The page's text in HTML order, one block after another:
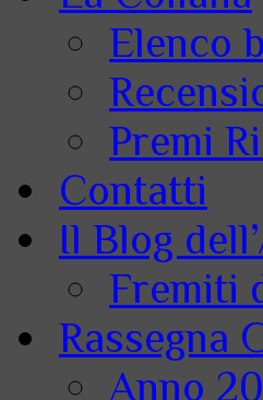
Elenco
Premi
Contatti
Il Blog
Fremiti
Rassegna
Anno